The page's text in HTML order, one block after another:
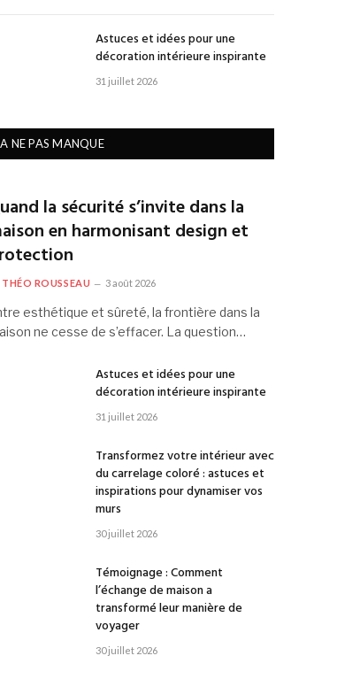
Astuces et idées pour une
décoration intérieure inspirante
31 juillet 2026
A NE PAS MANQUE
la sécurité s’invite dans la
en harmonisant design et
THÉO ROUSSEAU 3 août 2026
esthétique et sûreté, la frontière dans la
ne cesse de s’effacer. La question…
Astuces et idées pour une
décoration intérieure inspirante
31 juillet 2026
Transformez votre intérieur avec
du carrelage coloré : astuces et
inspirations pour dynamiser vos
murs
30 juillet 2026
Témoignage : Comment
l’échange de maison a
transformé leur manière de
voyager
30 juillet 2026